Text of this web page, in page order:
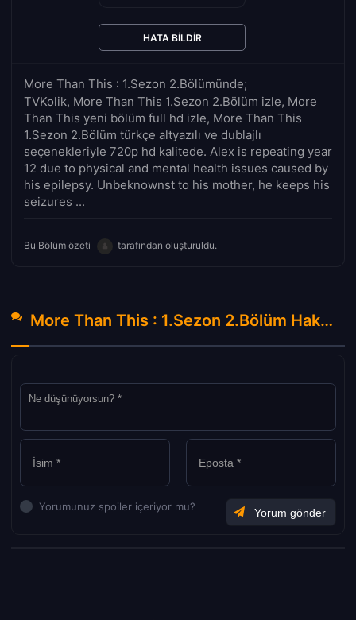
More Than This : 1.Sezon 2.Bölümünde;
TVKolik, More Than This 1.Sezon 2.Bölüm izle, More
Than This yeni bölüm full hd izle, More Than This
1.Sezon 2.Bölüm türkçe altyazılı ve dublajlı
seçenekleriyle 720p hd kalitede. Alex is repeating year
12 due to physical and mental health issues caused by
his epilepsy. Unbeknownst to his mother, he keeps his
seizures ...
Bu Bölüm özeti tarafından oluşturuldu.
HATA BILDIR
More Than This : 1.Sezon 2.Bölüm Hakkında Yorumlar
Yorumunuz spoiler içeriyor mu?